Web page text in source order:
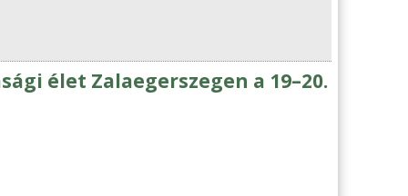
élet Zalaegerszegen a 19–20.